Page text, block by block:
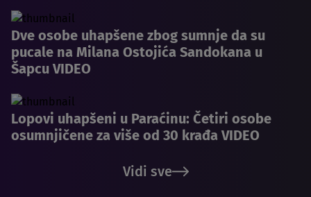
Dve osobe uhapšene zbog sumnje da su
pucale na Milana Ostojića Sandokana u
Šapcu VIDEO
Lopovi uhapšeni u Paraćinu: Četiri osobe
osumnjičene za više od 30 krađa VIDEO
Vidi sve